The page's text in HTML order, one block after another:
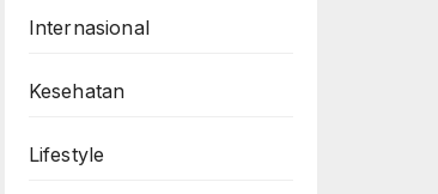
Internasional
Kesehatan
Lifestyle